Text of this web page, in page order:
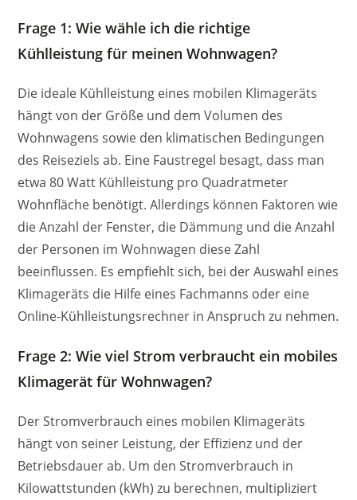
Frage 1: Wie wähle ich die richtige
Kühlleistung für meinen Wohnwagen?
Die ideale Kühlleistung eines mobilen Klimageräts
hängt von der Größe und dem Volumen des
Wohnwagens sowie den klimatischen Bedingungen
des Reiseziels ab. Eine Faustregel besagt, dass man
etwa 80 Watt Kühlleistung pro Quadratmeter
Wohnfläche benötigt. Allerdings können Faktoren wie
die Anzahl der Fenster, die Dämmung und die Anzahl
der Personen im Wohnwagen diese Zahl
beeinflussen. Es empfiehlt sich, bei der Auswahl eines
Klimageräts die Hilfe eines Fachmanns oder eine
Online-Kühlleistungsrechner in Anspruch zu nehmen.
Frage 2: Wie viel Strom verbraucht ein mobiles
Klimagerät für Wohnwagen?
Der Stromverbrauch eines mobilen Klimageräts
hängt von seiner Leistung, der Effizienz und der
Betriebsdauer ab. Um den Stromverbrauch in
Kilowattstunden (kWh) zu berechnen, multipliziert